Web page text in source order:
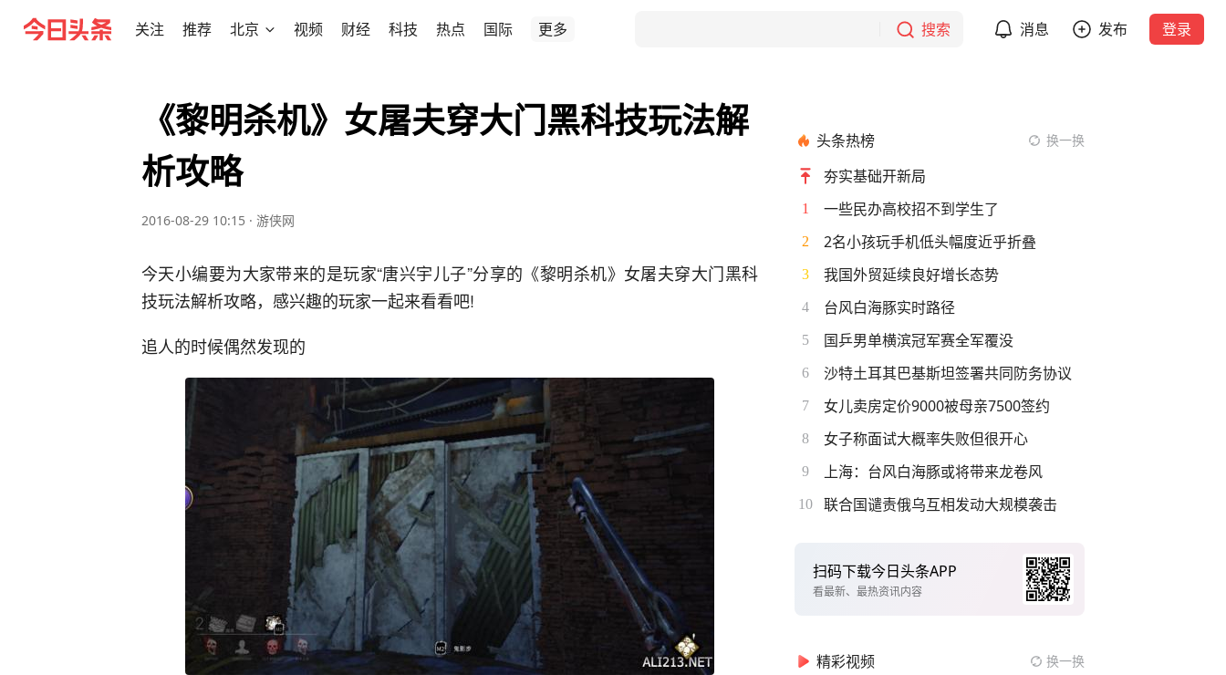
关注 推荐 北京 视频 财经 科技 热点 国际 更多 搜索 消息 发布 登录
《黎明杀机》女屠夫穿大门黑科技玩法解
析攻略
2016-08-29 10:15 · 游侠网
今天小编要为大家带来的是玩家“唐兴宇儿子”分享的《黎明杀机》女屠夫穿大门黑科
技玩法解析攻略，感兴趣的玩家一起来看看吧!
追人的时候偶然发现的
头条热榜 换一换
夯实基础开新局
1 一些民办高校招不到学生了
2 2名小孩玩手机低头幅度近乎折叠
3 我国外贸延续良好增长态势
4 台风白海豚实时路径
5 国乒男单横滨冠军赛全军覆没
6 沙特土耳其巴基斯坦签署共同防务协议
7 女儿卖房定价9000被母亲7500签约
8 女子称面试大概率失败但很开心
9 上海：台风白海豚或将带来龙卷风
10 联合国谴责俄乌互相发动大规模袭击
扫码下载今日头条APP
看最新、最热资讯内容
精彩视频 换一换